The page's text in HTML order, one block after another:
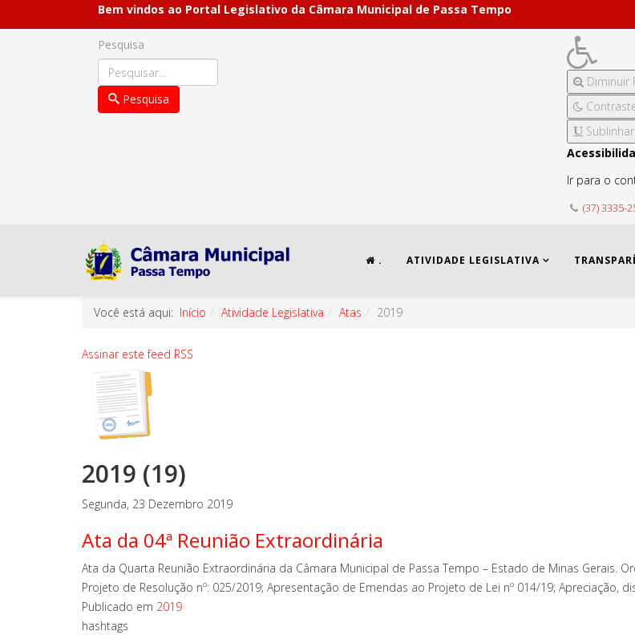
Bem vindos ao Portal Legislativo da Câmara Municipal de Passa Tempo
Pesquisa
Pesquisa
Diminuir
Ir para o
(37) 3335-
. ATIVIDADE LEGISLATIVA
Você está aqui: Início Atividade Legislativa Atas 2019
Assinar este feed RSS
2019 (19)
Segunda, 23 Dezembro 2019
Ata da 04ª Reunião Extraordinária
Ata da Quarta Reunião Extraordinária da Câmara Municipal de Passa Tempo – Estado de Minas Gerais.
Projeto de Resolução nº: 025/2019; Apresentação de Emendas ao Projeto de Lei nº 014/19; Apreciação,
Publicado em 2019
hashtags